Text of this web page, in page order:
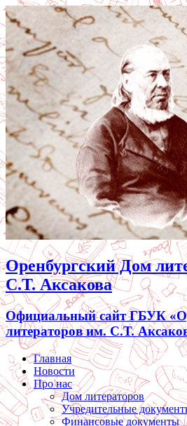
Оренбургский Дом
С.Т. Аксакова
Официальный сайт ГБУК
литераторов им. С.Т.
Главная
Новости
Про нас
Дом литераторов
Учредительные
Финансовые документы